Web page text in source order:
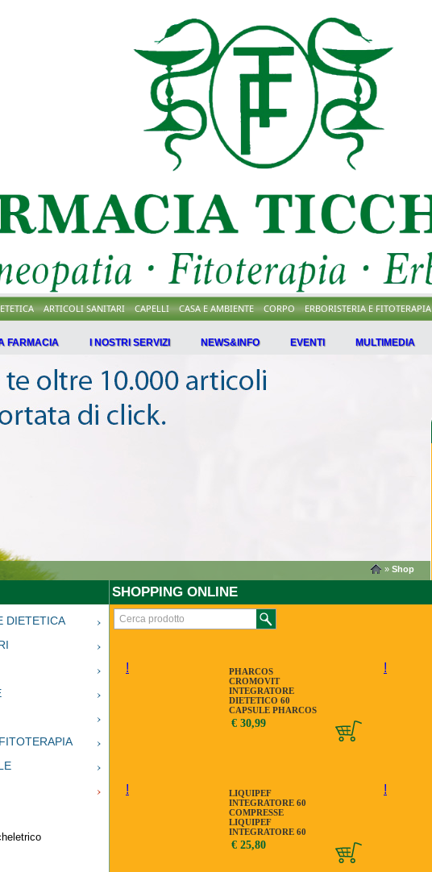
ARTICOLI SANITARI CAPELLI CASA E AMBIENTE CORPO ERBORISTERIA E FITOTERAPIA
FARMACIA I NOSTRI SERVIZI NEWS&INFO EVENTI MULTIMEDIA
» Shop
DIETETICA
SHOPPING ONLINE
!
PHARCOS
CROMOVIT
INTEGRATORE
DIETETICO 60
CAPSULE PHARCOS
CROMOVIT
INTEGRATORE
€ 30,99
!
!
LIQUIPEF
INTEGRATORE 60
COMPRESSE
LIQUIPEF
INTEGRATORE 60
COMPRESSE
€ 25,80
!